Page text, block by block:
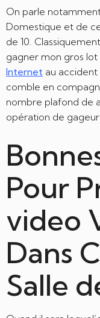
On parle
Domestique et de
de 10.
gagner mon gros
Internet au accident
comble en
nombre plafond de
opération de
Pour
video
Dans
Salle